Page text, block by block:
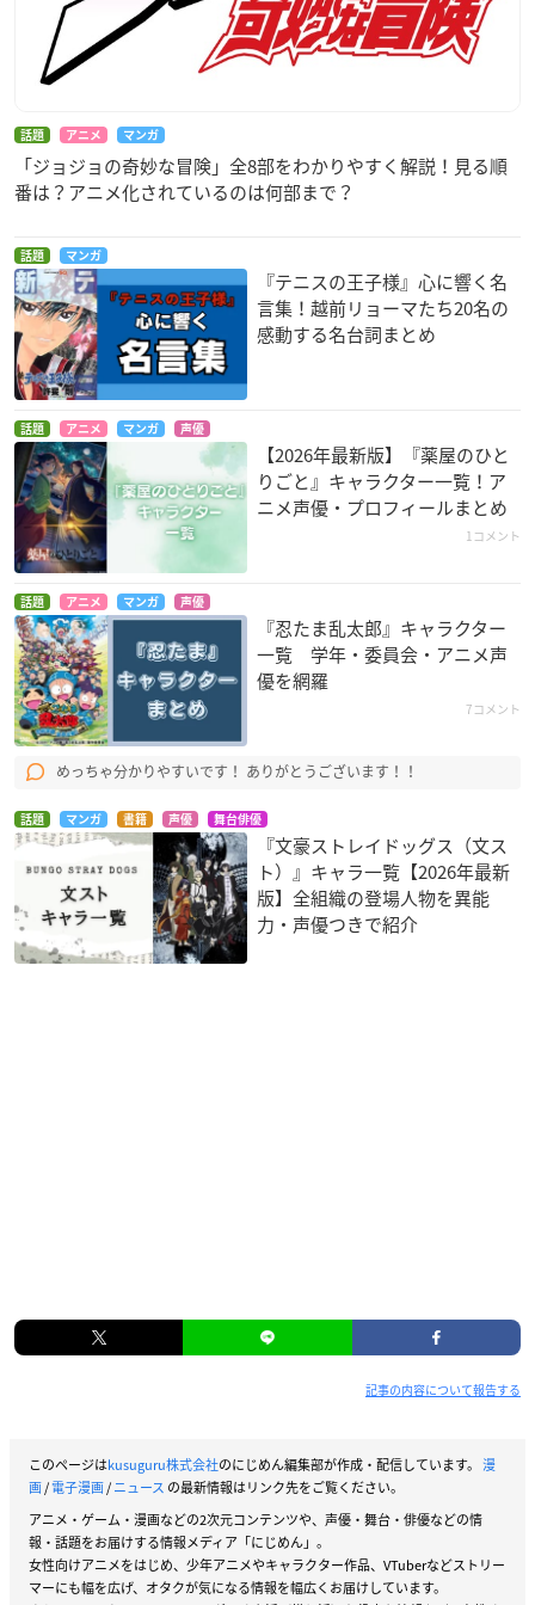
話題 アニメ マンガ
「ジョジョの奇妙な冒険」全8部をわかりやすく解説！見る順
番は？アニメ化されているのは何部まで？
話題 マンガ
『テニスの王子様』心に響く名
言集！越前リョーマたち20名の
感動する名台詞まとめ
話題 アニメ マンガ 声優
【2026年最新版】『薬屋のひと
りごと』キャラクター一覧！ア
ニメ声優・プロフィールまとめ
1コメント
話題 アニメ マンガ 声優
『忍たま乱太郎』キャラクター
一覧 学年・委員会・アニメ声
優を網羅
7コメント
めっちゃ分かりやすいです！ ありがとうございます！！
話題 マンガ 書籍 声優 舞台俳優
『文豪ストレイドッグス（文ス
ト）』キャラ一覧【2026年最新
版】全組織の登場人物を異能
力・声優つきで紹介
記事の内容について報告する
このページはkusuguru株式会社のにじめん編集部が作成・配信しています。 漫
画/電子漫画/ニュース の最新情報はリンク先をご覧ください。
アニメ・ゲーム・漫画などの2次元コンテンツや、声優・舞台・俳優などの情
報・話題をお届けする情報メディア「にじめん」。
女性向けアニメをはじめ、少年アニメやキャラクター作品、VTuberなどストリー
マーにも幅を広げ、オタクが気になる情報を幅広くお届けしています。